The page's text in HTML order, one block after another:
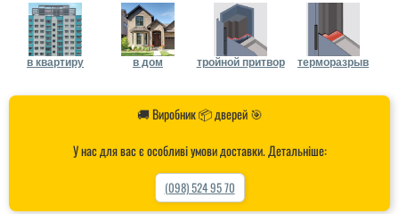
в квартиру в дом тройной притвор терморазрыв
🚚 Виробник 📦 дверей 🎯
У нас для вас є особливі умови доставки. Детальніше:
(098) 524 95 70